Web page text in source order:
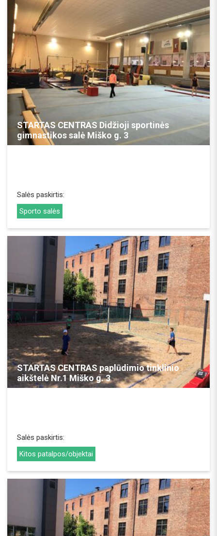
STARTAS CENTRAS Didžioji sportinės
gimnastikos salė Miško g. 3
Salės paskirtis:
Sporto salės
REZERVUOTI
STARTAS CENTRAS paplūdimio tinklinio
aikštelė Nr.1 Miško g. 3
Salės paskirtis:
Kitos patalpos/objektai
REZERVUOTI